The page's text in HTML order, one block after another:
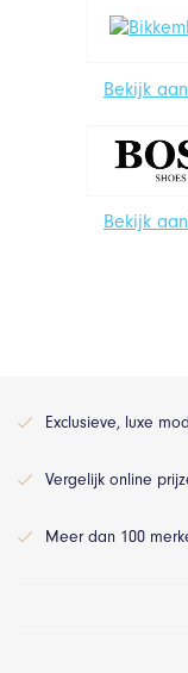
Bekijk
Bekijk
Exclusieve, luxe
Vergelijk online
Meer dan 100